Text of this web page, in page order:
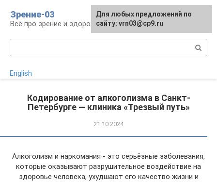
контенту
Зрение-03
Всё про зрение и здоровье глаз
English
Кодирование от алкоголизма в Санкт-
Петербурге — клиника «Трезвый путь»
21.10.2024
Алкоголизм и наркомания - это серьёзные заболевания,
которые оказывают разрушительное воздействие на
здоровье человека, ухудшают его качество жизни и
Для любых предложений по
сайту: vrn03@cp9.ru